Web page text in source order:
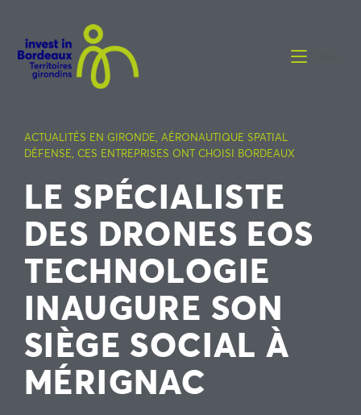
ACTUALITÉS EN GIRONDE, AÉRONAUTIQUE SPATIAL
DÉFENSE, CES ENTREPRISES ONT CHOISI BORDEAUX
LE SPÉCIALISTE
DES DRONES EOS
TECHNOLOGIE
INAUGURE SON
SIÈGE SOCIAL À
MÉRIGNAC